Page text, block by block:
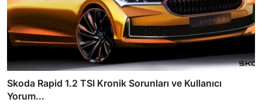
Skoda Rapid 1.2 TSI Kronik Sorunları ve Kullanıcı
Yorum...